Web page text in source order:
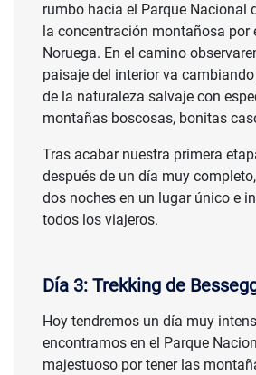
rumbo hacia el Parque Nacional
la concentración montañosa por
Noruega. En el camino
paisaje del interior va
de la naturaleza salvaje con
montañas boscosas, bonitas
Tras acabar nuestra primera
después de un día muy
dos noches en un lugar único e
todos los viajeros.
Día 3: Trekking de
Hoy tendremos un día muy
encontramos en el Parque
majestuoso por tener las